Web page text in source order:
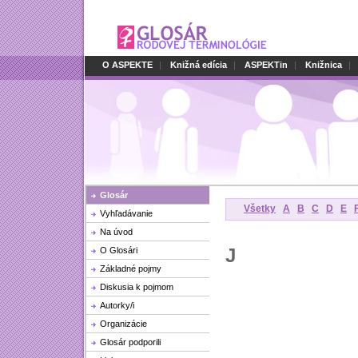
O ASPEKTE | Knižná edícia | ASPEKTin | Knižnica |
Glosár
Vyhľadávanie
Na úvod
O Glosári
Základné pojmy
Diskusia k pojmom
Autorky/i
Organizácie
Glosár podporili
Všetky A B C D E
J